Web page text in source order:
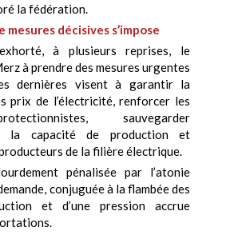
la fédération.
mesures décisives s’impose
à plusieurs reprises, le
à prendre des mesures urgentes
dernières visent à garantir la
prix de l’électricité, renforcer les
sauvegarder
la capacité de production et
producteurs de la filière électrique.
pénalisée par l’atonie
conjuguée à la flambée des
et d’une pression accrue